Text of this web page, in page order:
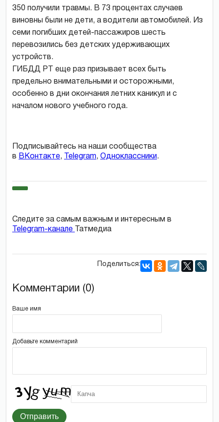
350 получили травмы. В 73 процентах случаев
виновны были не дети, а водители автомобилей. Из
семи погибших детей-пассажиров шесть
перевозились без детских удерживающих
устройств.
ГИБДД РТ еще раз призывает всех быть
предельно внимательными и осторожными,
особенно в дни окончания летних каникул и с
началом нового учебного года.
Подписывайтесь на наши сообщества
в ВКонтакте, Telegram, Одноклассники.
Следите за самым важным и интересным в
Telegram-канале
Татмедиа
Поделиться:
Комментарии (0)
Ваше имя
Добавьте комментарий
Отправить